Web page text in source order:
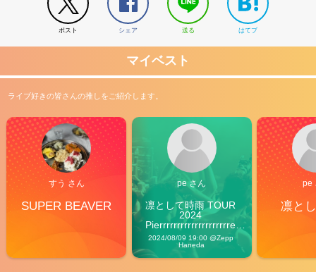
ポスト シェア 送る はてブ
マイベスト
ライブ好きの皆さんの推しをご紹介します。
すう さん
SUPER BEAVER
pe さん
凛として時雨 TOUR
2024
Pierrrrrrrrrrrrrrrrrrrre
Vibes
2024/08/09 19:00 @Zepp
Haneda
pe
凛と